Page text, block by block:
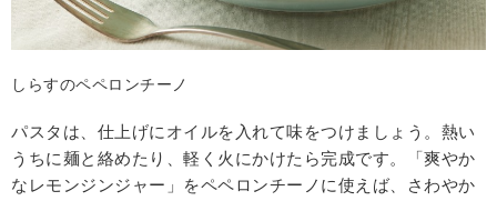
しらすのペペロンチーノ
パスタは、仕上げにオイルを入れて味をつけましょう。熱い
うちに麺と絡めたり、軽く火にかけたら完成です。「爽やか
なレモンジンジャー」をペペロンチーノに使えば、さわやか